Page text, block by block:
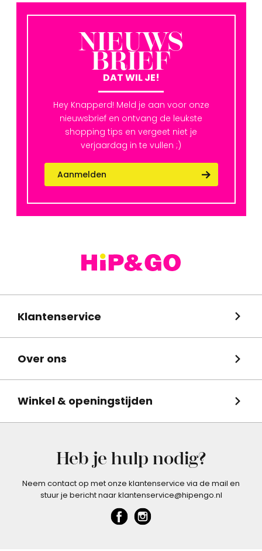
NIEUWS
BRIEF
DAT WIL JE!
Hey Knapperd! Meld je aan voor onze
nieuwsbrief en ontvang de leukste
shopping tips en vergeet niet je
verjaardag in te vullen ;)
Aanmelden
Klantenservice
Over ons
Winkel & openingstijden
Heb je hulp nodig?
Neem contact op met onze klantenservice via de mail en
stuur je bericht naar klantenservice@hipengo.nl